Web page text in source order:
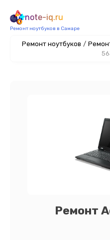
note-iq.ru
Ремонт ноутбуков в Самаре
Ремонт ноутбуков /
Ремонт